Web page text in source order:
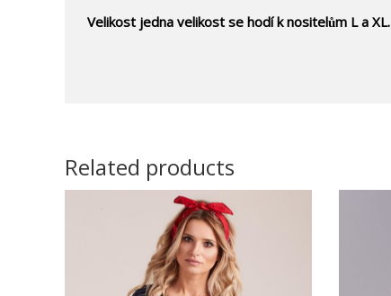
Velikost jedna velikost se hodí k nositelům L a XL.
Related products